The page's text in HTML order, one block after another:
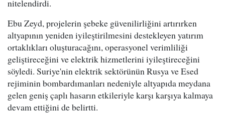
nitelendirdi.
Ebu Zeyd, projelerin şebeke güvenilirliğini artırırken
altyapının yeniden iyileştirilmesini destekleyen yatırım
ortaklıkları oluşturacağını, operasyonel verimliliği
geliştireceğini ve elektrik hizmetlerini iyileştireceğini
söyledi. Suriye'nin elektrik sektörünün Rusya ve Esed
rejiminin bombardımanları nedeniyle altyapıda meydana
gelen geniş çaplı hasarın etkileriyle karşı karşıya kalmaya
devam ettiğini de belirtti.